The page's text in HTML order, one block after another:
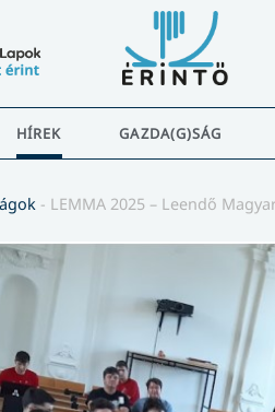
HÍREK GAZDA(G)SÁG
- LEMMA 2025 – Leendő